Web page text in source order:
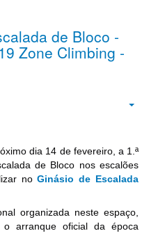
de Bloco -
Zone Climbing -
dia 14 de fevereiro, a 1.ª
de Bloco nos escalões
noGinásio de Escalada
organizada neste espaço,
o arranque oficial da época